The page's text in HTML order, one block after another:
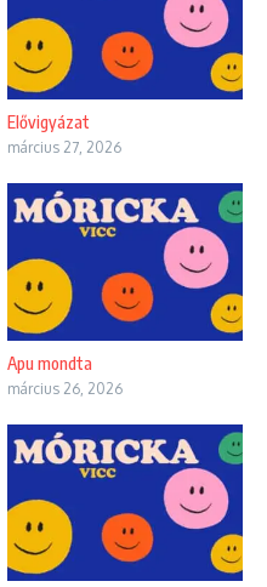
Elővigyázat
március 27, 2026
Apu mondta
március 26, 2026